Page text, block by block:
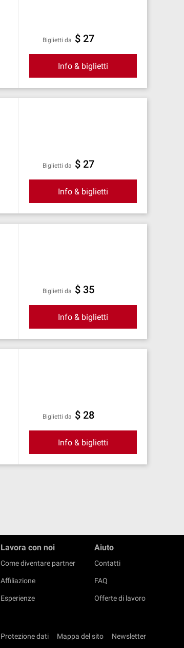
Biglietti da $ 27
Info & biglietti
Biglietti da $ 27
Info & biglietti
Biglietti da $ 35
Info & biglietti
Biglietti da $ 28
Info & biglietti
Lavora con noi
Come diventare partner
Affiliazione
Esperienze
Aiuto
Contatti
FAQ
Offerte di lavoro
Protezione dati Mappa del sito Newsletter